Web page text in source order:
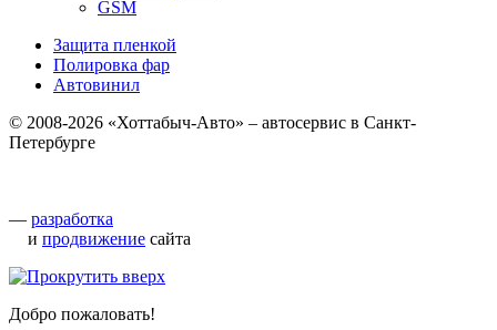
GSM
Защита пленкой
Полировка фар
Автовинил
© 2008-2026 «Хоттабыч-Авто» – автосервис в Санкт-
Петербурге
— разработка
и продвижение сайта
Добро пожаловать!